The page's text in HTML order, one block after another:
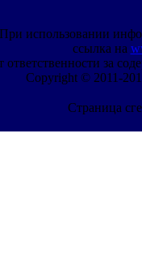
При использовании
ссылка на
ответственности за
Copyright © 2011-
Страница